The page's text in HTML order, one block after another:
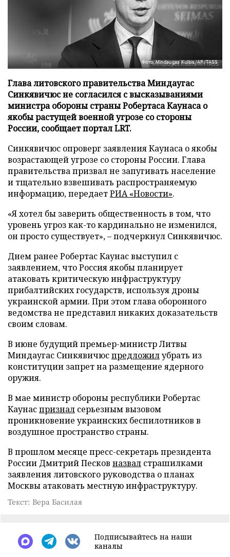
Фото: Mindaugas Kulbis/AP/TASS
Глава литовского правительства Миндаугас
Синкявичюс не согласился с высказываниями
министра обороны страны Робертаса Каунаса о
якобы растущей военной угрозе со стороны
России, сообщает портал LRT.
Синкявичюс опроверг заявления Каунаса о якобы
возрастающей угрозе со стороны России. Глава
правительства призвал не запугивать население
и тщательно взвешивать распространяемую
информацию, передаетРИА «Новости».
«Я хотел бы заверить общественность в том, что
уровень угроз как-то кардинально не изменился,
он просто существует», – подчеркнул Синкявичюс.
Днем ранее Робертас Каунас выступил с
заявлением, что Россия якобы планирует
атаковать критическую инфраструктуру
прибалтийских государств, используя дроны
украинской армии. При этом глава оборонного
ведомства не представил никаких доказательств
своим словам.
В июне будущий премьер-министр Литвы
Миндаугас Синкявичюспредложилубрать из
конституции запрет на размещение ядерного
оружия.
В мае министр обороны республики Робертас
Каунаспризнал серьезным вызовом
проникновение украинских беспилотников в
воздушное пространство страны.
В прошлом месяце пресс-секретарь президента
России Дмитрий Песков назвал страшилками
заявления литовского руководства о планах
Москвы атаковать местную инфраструктуру.
Текст: Вера Басилая
Подписывайтесь на наши
каналы